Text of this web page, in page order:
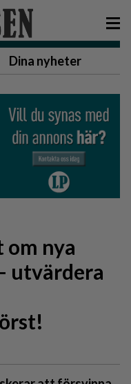
Dina nyheter
nya
utvärdera